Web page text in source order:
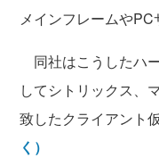
メインフレームやPC
同社はこうしたハ
してシトリックス、
致したクライアント
く）